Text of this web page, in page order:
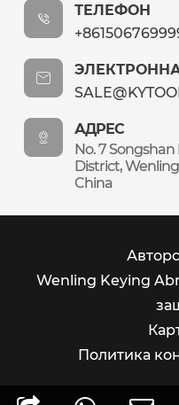
ТЕЛЕФОН
АДРЕС
No. 7
District,
China
Wenling Keying
Политика